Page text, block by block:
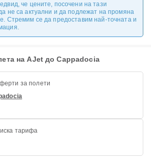
че цените, посочени на тази
не са актуални и да подлежат на промяна
Стремим се да предоставим най-точната и
на AJet до Cappadocia
за полети
тарифа